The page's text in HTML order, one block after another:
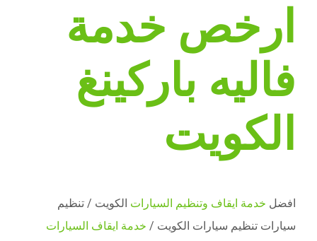
ارخص خدمة
فاليه باركينغ
الكويت
افضل خدمة ايقاف وتنظيم السيارات الكويت / تنظيم
سيارات تنظيم سيارات الكويت / خدمة ايقاف السيارات